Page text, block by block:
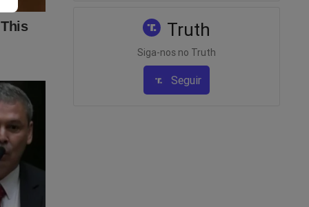
Truth
Siga-nos no Truth
Seguir